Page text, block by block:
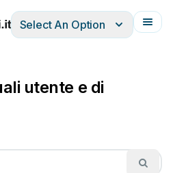
Français
Select An Option
utente e di